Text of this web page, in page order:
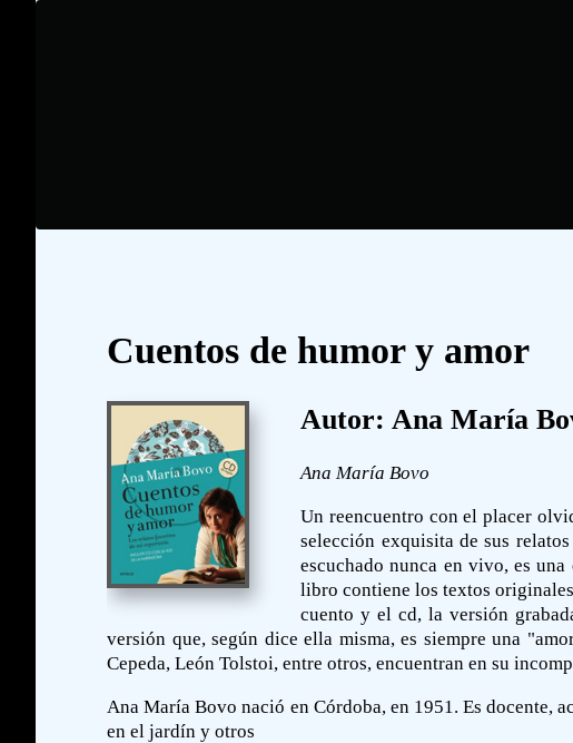
Cuentos de humor y amor
Autor: Ana María
Ana María Bovo
Un reencuentro con el placer
selección exquisita de sus
escuchado nunca en vivo, es
libro contiene los textos
cuento y el cd, la versión
versión que, según dice ella misma, es siempre una
Cepeda, León Tolstoi, entre otros, encuentran en su
Ana María Bovo nació en Córdoba, en 1951. Es docente,
en el jardín y otros